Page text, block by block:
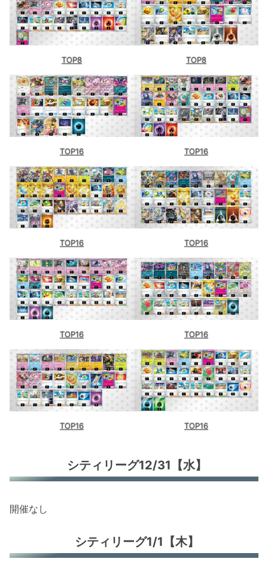
TOP8 TOP8
TOP16 TOP16
TOP16 TOP16
TOP16 TOP16
TOP16 TOP16
シティリーグ12/31【水】
開催なし
シティリーグ1/1【木】